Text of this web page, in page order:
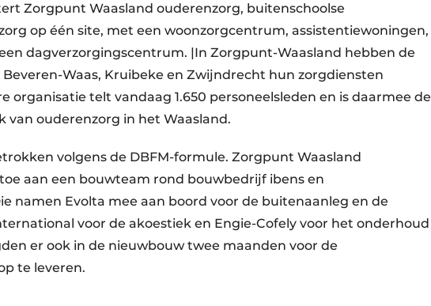
Zorgpunt Waasland ouderenzorg, buitenschoolse
op één site, met een woonzorgcentrum, assistentiewoningen,
dagverzorgingscentrum. |In Zorgpunt-Waasland hebben de
Beveren-Waas, Kruibeke en Zwijndrecht hun zorgdiensten
organisatie telt vandaag 1.650 personeelsleden en is daarmee de
van ouderenzorg in het Waasland.
volgens de DBFM-formule. Zorgpunt Waasland
aan een bouwteam rond bouwbedrijf ibens en
namen Evolta mee aan boord voor de buitenaanleg en de
voor de akoestiek en Engie-Cofely voor het onderhoud
er ook in de nieuwbouw twee maanden voor de
te leveren.